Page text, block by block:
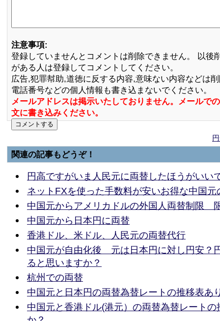
注意事項:
登録していませんとコメントは削除できません。 以後
がある人は登録してコメントしてください。
広告,犯罪幇助,道徳に反する内容,意味ない内容などは
電話番号などの個人情報も書き込まないでください。
メールアドレスは掲示いたしておりません。メールで
文に書き込みください。
関連の記事もどうぞ！
円高ですがいま人民元に両替したほうがいい
ネットFXを使った手数料が安いお得な中国元
中国元からアメリカドルの外国人両替制限
中国元から日本円に両替
香港ドル、米ドル、人民元の両替代行
中国元が自由化後 元は日本円に対し円安？
ると思いますか？
杭州での両替
中国元と日本円の両替為替レートの推移表あ
中国元と香港ドル(港元）の両替為替レート